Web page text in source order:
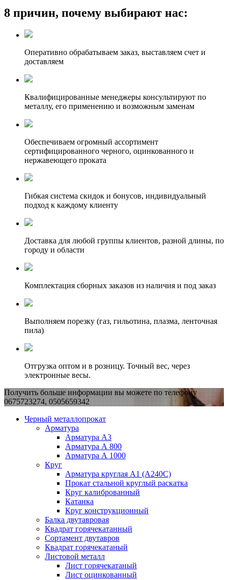
8 причин, почему выбирают нас:
Оперативно обрабатываем заказ, выставляем счет и
доставляем
Квалифицированные менеджеры консультируют по
металлу, его применению и возможным заменам
Обеспечиваем огромный ассортимент
сертифицированного черного, оцинкованного и
нержавеющего проката
Гибкая система скидок и бонусов, индивидуальный
подход к каждому клиенту
Доставка для любой группы клиентов, разной длины, по
городу и области
Комплектация сборных заказов из наличия и под заказ
Выполняем порезку (газ, гильотина, плазма, ленточная
пила)
Отгрузка оптом и в розницу. Точный вес, через
электронные весы.
Получить больше информации вы можете по телефону
0675723274, 0505659342
Черный металлопрокат
Арматура
Арматура А3
Арматура А 800
Арматура А 1000
Круг
Арматура круглая А1 (А240C)
Прокат стальной круглый раскатка
Круг калиброванный
Катанка
Круг конструкционный
Балка двутавровая
Квадрат горячекатанный
Сортамент двутавров
Квадрат горячекатаный
Листовой металл
Лист горячекатаный
Лист оцинкованный